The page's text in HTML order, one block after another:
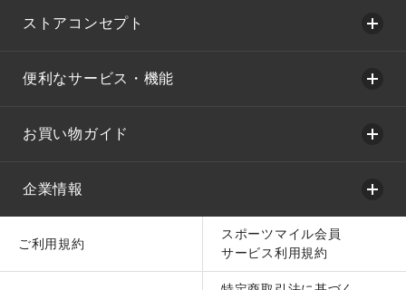
ストアコンセプト
便利なサービス・機能
お買い物ガイド
企業情報
ご利用規約
スポーツマイル会員
サービス利用規約